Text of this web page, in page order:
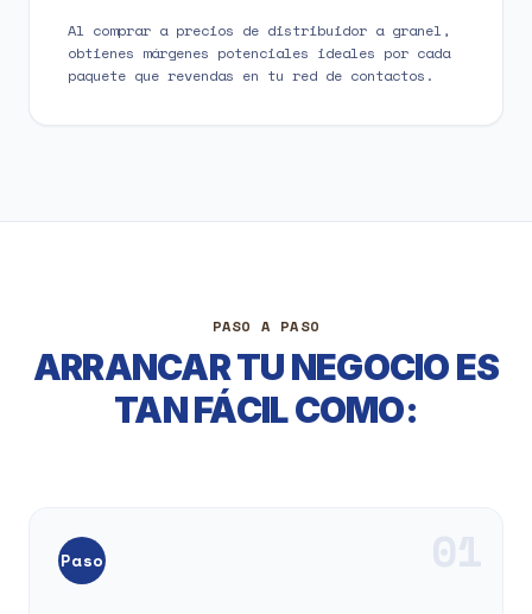
Al comprar a precios de distribuidor a granel,
obtienes márgenes potenciales ideales por cada
paquete que revendas en tu red de contactos.
PASO A PASO
ARRANCAR TU NEGOCIO ES
TAN FÁCIL COMO:
Paso